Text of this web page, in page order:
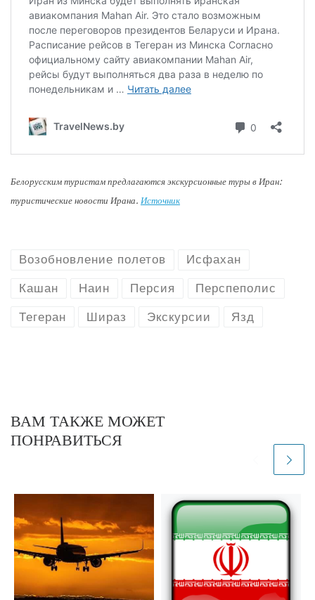
Белорусским туристам предлагаются экскурсионные туры в Иран:
туристические новости Ирана. Источник
Возобновление полетов Исфахан
Кашан Наин Персия Перспеполис
Тегеран Шираз Экскурсии Язд
ВАМ ТАКЖЕ МОЖЕТ
ПОНРАВИТЬСЯ